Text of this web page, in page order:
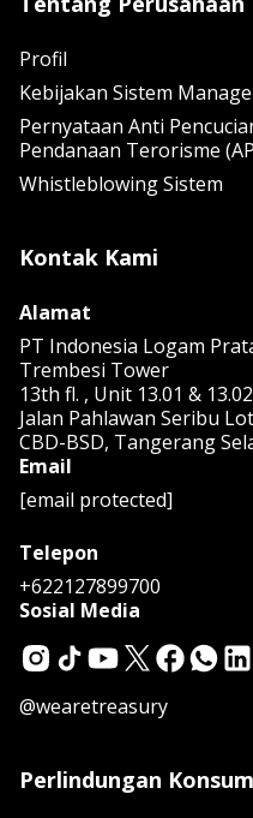
Profil
Kebijakan Sistem
Pernyataan Anti
Pendanaan Terorisme
Whistleblowing Sistem
Kontak Kami
Alamat
PT Indonesia Logam
Trembesi Tower
13th fl. , Unit 13.01 & 13.02
Jalan Pahlawan Seribu
CBD-BSD, Tangerang
Email
[email protected]
Telepon
+622127899700
Sosial Media
@wearetreasury
Perlindungan